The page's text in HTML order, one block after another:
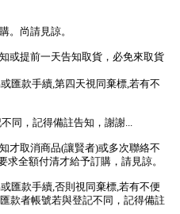
。尚請見諒。
或提前一天告知取貨，必免來取貨
匯款手續,第四天視同棄標,若有不
同，記得備註告知，謝謝...
才取消商品(讓賢者)或多次聯絡不
求全額付清才給予訂購，請見諒。
匯款手續,否則視同棄標,若有不便
款者帳號若與登記不同，記得備註